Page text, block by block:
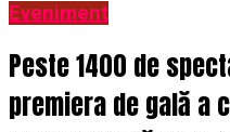
Eveniment
Peste 1400 de
premiera de gală a